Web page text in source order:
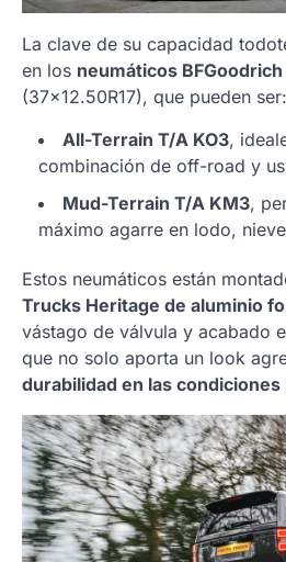
La clave de su capacidad
en los neumáticos
(37×12.50R17), que pueden ser:
All-Terrain T/A KO3,
combinación de off-road y
Mud-Terrain T/A KM3,
máximo agarre en lodo,
Estos neumáticos están
Trucks Heritage de aluminio
vástago de válvula y acabado
que no solo aporta un look
durabilidad en las